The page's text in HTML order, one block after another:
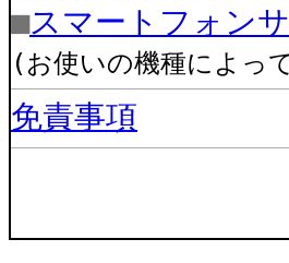
■スマートフォン
(お使いの機種によっ
免責事項